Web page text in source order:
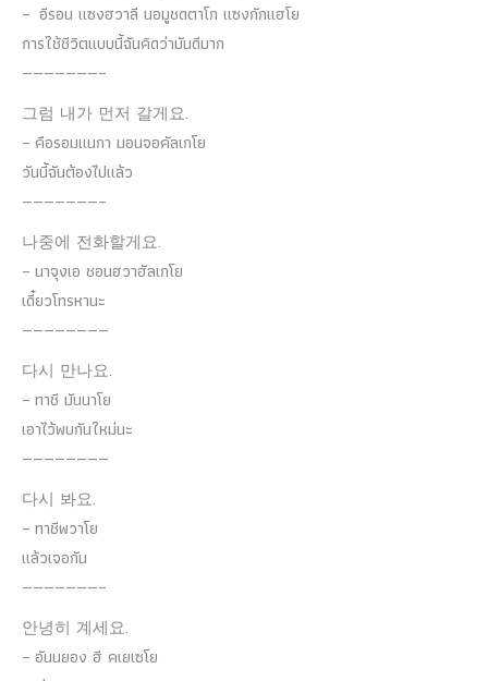
– อีรอน แซงฮวาลี นอมูชดตาโก แซงกักแฮโย
การใช้ชีวิตแบบนี้ฉันคิดว่ามันดีมาก
———————–
그럼 내가 먼저 갈게요.
– คือรอมแนกา มอนจอคัลเกโย
วันนี้ฉันต้องไปแล้ว
———————–
나중에 전화할게요.
– นาจุงเอ ชอนฮวาฮัลเกโย
เดี๋ยวโทรหานะ
————————
다시 만나요.
– ทาชี มันนาโย
เอาไว้พบกันใหม่นะ
————————
다시 봐요.
– ทาชีพวาโย
แล้วเจอกัน
———————–
안녕히 계세요.
– อันนยอง ฮี คเยเซโย